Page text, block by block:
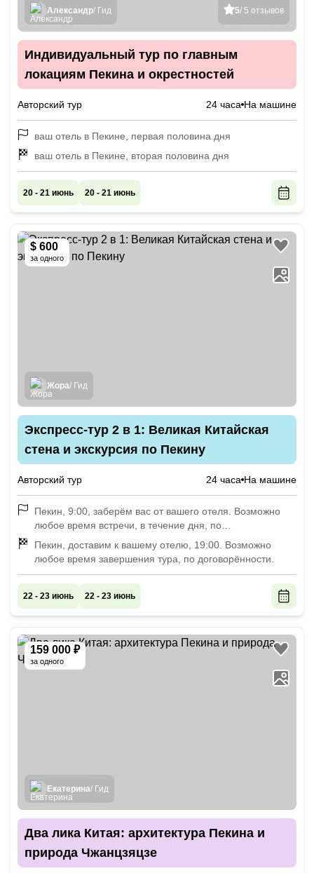
5/ 5 отзывов
Александр/ Гид
Индивидуальный тур по главным
локациям Пекина и окрестностей
Авторский тур 24 часа На машине
ваш отель в Пекине, первая половина дня
ваш отель в Пекине, вторая половина дня
20 - 21 июнь 20 - 21 июнь
$ 600
за одного
Жора/ Гид
Экспресс-тур 2 в 1: Великая Китайская
стена и экскурсия по Пекину
Авторский тур 24 часа На машине
Пекин, 9:00, заберём вас от вашего отеля. Возможно
любое время встречи, в течение дня, по
договорённости.
Пекин, доставим к вашему отелю, 19:00. Возможно
любое время завершения тура, по договорённости.
22 - 23 июнь 22 - 23 июнь
159 000 ₽
за одного
Екатерина/ Гид
Два лика Китая: архитектура Пекина и
природа Чжанцзяцзе